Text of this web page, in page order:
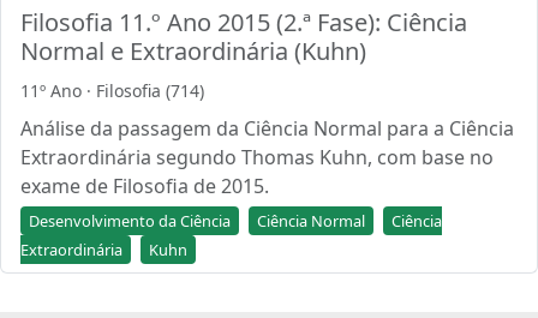
Filosofia 11.º Ano 2015 (2.ª Fase): Ciência
Normal e Extraordinária (Kuhn)
11º Ano · Filosofia (714)
Análise da passagem da Ciência Normal para a Ciência
Extraordinária segundo Thomas Kuhn, com base no
exame de Filosofia de 2015.
Desenvolvimento da Ciência Ciência Normal
Ciência
Extraordinária
Kuhn